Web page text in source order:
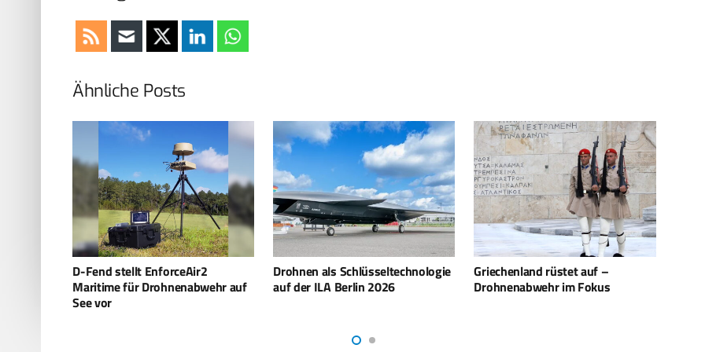
Ähnliche Posts
Drohnen als Schlüsseltechnologie
auf der ILA Berlin 2026
Griechenland rüstet auf –
Drohnenabwehr im Fokus
DSEI: Spezialfahrzeug Foxhound
mit RIwP-Turm für die